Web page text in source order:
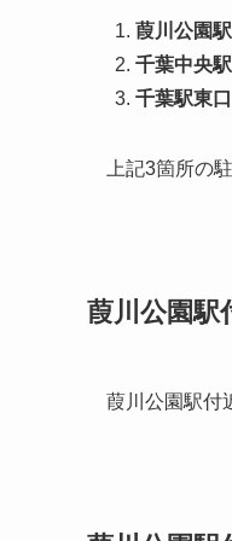
葭川公園
千葉中央
千葉駅東
上記3箇所の
葭川公園駅
葭川公園駅付